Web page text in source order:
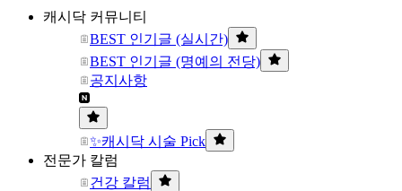
캐시닥 커뮤니티
BEST 인기글 (실시간)
BEST 인기글 (명예의 전당)
공지사항
✨캐시닥 시술 Pick
전문가 칼럼
건강 칼럼